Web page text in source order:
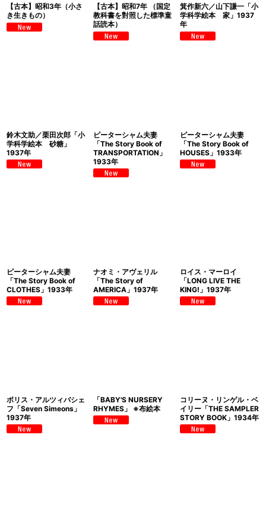
【古本】昭和3年（小さ
き生きもの）
【古本】昭和7年 （国定
教科書を對照した標準童
話読本）
箕作新六／山下謙一「小
学科学絵本 家」1937
年
鈴木文助／栗田次郎「小
学科学絵本 砂糖」
1937年
ピーターシャム夫妻
「The Story Book of
TRANSPORTATION」
1933年
ピーターシャム夫妻
「The Story Book of
HOUSES」1933年
ピーターシャム夫妻
「The Story Book of
CLOTHES」1933年
ナオミ・アヴェリル
「The Story of
AMERICA」1937年
ロイス・マーロイ
「LONG LIVE THE
KING!」1937年
ボリス・アルツィバシェ
フ「Seven Simeons」
1937年
「BABY'S NURSERY
RHYMES」 ※布絵本
コリーヌ・リンゲル・ベ
イリー「THE SAMPLER
STORY BOOK」1934年